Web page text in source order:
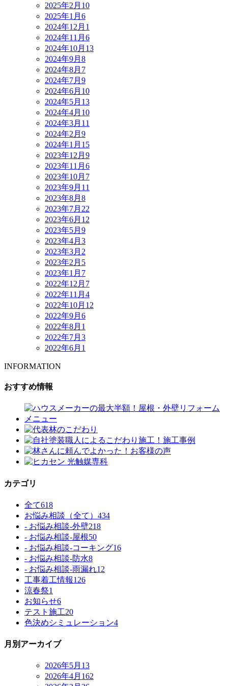
2025年2月 10
2025年1月 6
2024年12月 1
2024年11月 6
2024年10月 13
2024年9月 8
2024年8月 7
2024年7月 9
2024年6月 10
2024年5月 13
2024年4月 10
2024年3月 11
2024年2月 9
2024年1月 15
2023年12月 9
2023年11月 6
2023年10月 7
2023年9月 11
2023年8月 8
2023年7月 22
2023年6月 12
2023年5月 9
2023年4月 3
2023年3月 2
2023年2月 5
2023年1月 7
2022年12月 7
2022年11月 4
2022年10月 12
2022年9月 6
2022年8月 1
2022年7月 3
2022年6月 1
INFORMATION
おすすめ情報
カテゴリ
全て618
お悩み相談（全て） 434
- お悩み相談-外壁218
- お悩み相談-屋根50
- お悩み相談-コーキング16
- お悩み相談-防水8
- お悩み相談-雨漏れ12
工事着工情報126
涼春祭1
お知らせ6
テスト施工20
色決めシミュレーション4
月別アーカイブ
2026年5月 13
2026年4月 162